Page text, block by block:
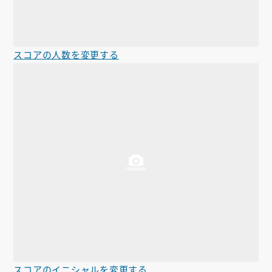
スコアの人数を変更する